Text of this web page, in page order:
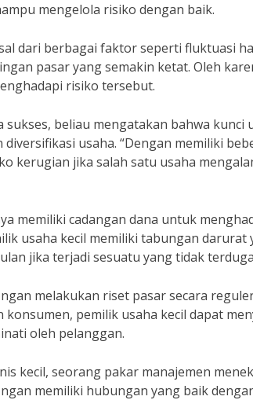
mengelola risiko dengan baik.
dari berbagai faktor seperti fluktuasi
pasar yang semakin ketat. Oleh
risiko tersebut.
beliau mengatakan bahwa kunci
usaha. “Dengan memiliki
kerugian jika salah satu usaha
memiliki cadangan dana untuk
usaha kecil memiliki tabungan darurat
jika terjadi sesuatu yang tidak
melakukan riset pasar secara
pemilik usaha kecil dapat
oleh pelanggan.
kecil, seorang pakar manajemen
memiliki hubungan yang baik